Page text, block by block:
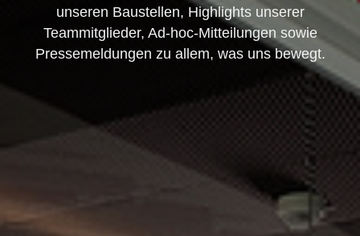
unseren Baustellen, Highlights unserer
Teammitglieder, Ad-hoc-Mitteilungen sowie
Pressemeldungen zu allem, was uns bewegt.